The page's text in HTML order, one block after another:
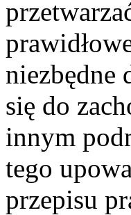
niezbędne
się do
innym
tego
przepisu